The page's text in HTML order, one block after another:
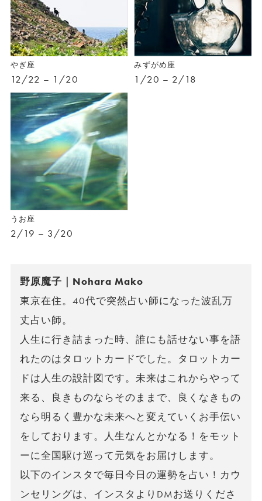
やぎ座
12/22 – 1/20
みずがめ座
1/20 – 2/18
うお座
2/19 – 3/20
野原魔子｜Nohara Mako
東京在住。40代で突然占い師になった波乱万
丈占い師。
人生に行き詰まった時、誰にも話せない事を語
れたのはタロットカードでした。タロットカー
ドは人生の設計図です。未来はこれからやって
来る、良きものならそのままで、良くなきもの
なら明るく豊かな未来へと変えていくお手伝い
をしております。人生なんとかなる！をモット
ーに全国駆け巡って元気をお届けします。
以下のインスタで毎日今日の運勢を占い！カウ
ンセリングは、インスタよりDMお送りくださ